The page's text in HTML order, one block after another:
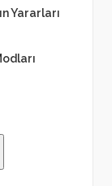
Yararları